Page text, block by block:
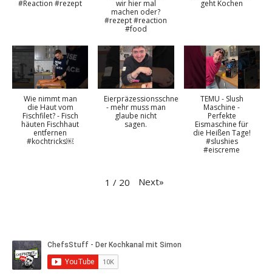
#Reaction #rezept
wir hier mal
machen oder?
#rezept #reaction
#food
geht Kochen
Wie nimmt man
die Haut vom
Fischfilet? - Fisch
häuten Fischhaut
entfernen
#kochtricks￼
Eierpräzessionsschneider
- mehr muss man
glaube nicht
sagen.
TEMU - Slush
Maschine -
Perfekte
Eismaschine für
die Heißen Tage!
#slushies
#eiscreme
1 / 20 Next»